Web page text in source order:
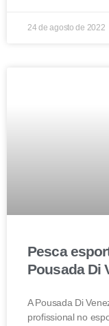
24 de agosto de 2022
Pesca
Pousada Di
A Pousada Di
profissional no